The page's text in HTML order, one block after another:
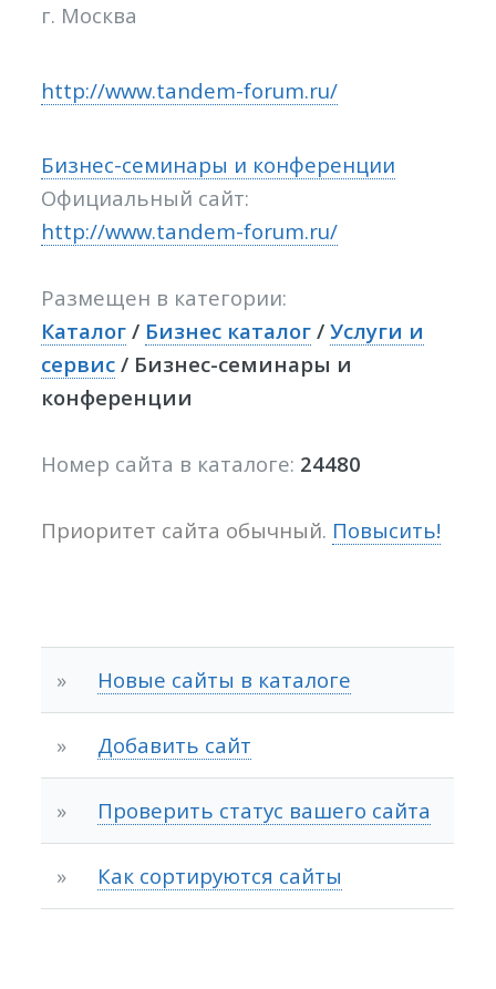
г. Москва
http://www.tandem-forum.ru/
Бизнес-семинары и конференции
Официальный сайт:
http://www.tandem-forum.ru/
Размещен в категории:
Каталог / Бизнес каталог /Услуги и
сервис / Бизнес-семинары и
конференции
Номер сайта в каталоге: 24480
Приоритет сайта обычный. Повысить!
» Новые сайты в каталоге
» Добавить сайт
» Проверить статус вашего сайта
» Как сортируются сайты